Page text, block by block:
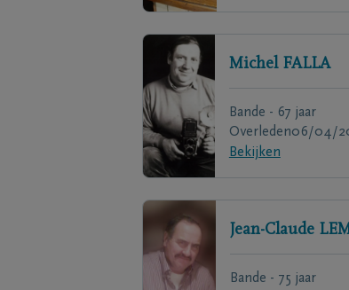
Michel FALLA
Bande - 67 jaar
Overleden06/04/
Bekijken
Jean-Claude
Bande - 75 jaar